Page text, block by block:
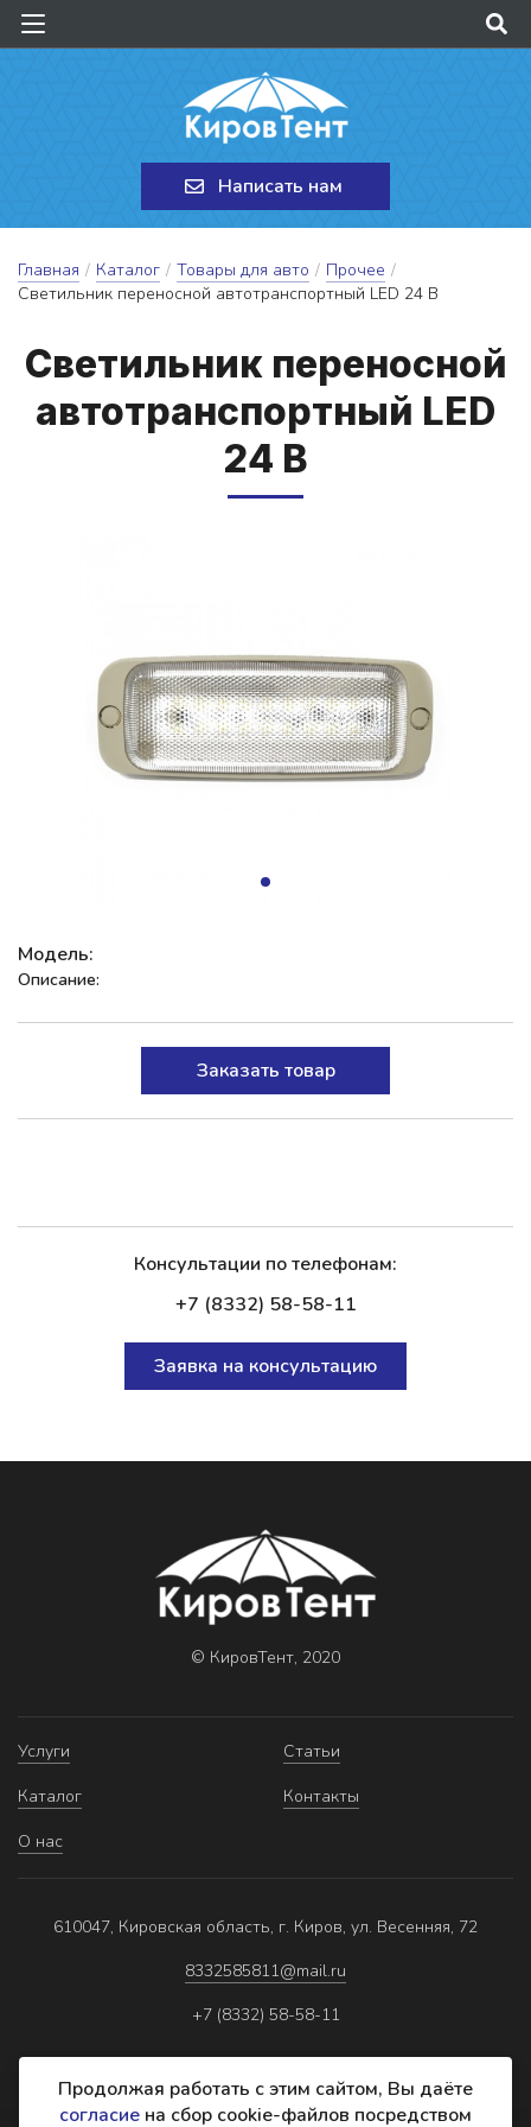
Написать нам
Главная / Каталог / Товары для авто / Прочее /
Светильник переносной автотранспортный LED 24 В
Све­тиль­ник пе­ре­нос­ной
ав­тотран­спортный LED
24 В
Модель:
Описание:
Заказать товар
Консультации по телефонам:
+7 (8332) 58-58-11
Заявка на консультацию
© КировТент, 2020
Услуги
Каталог
О нас
Статьи
Контакты
610047, Кировская область, г. Киров, ул. Весенняя, 72
8332585811@mail.ru
+7 (8332) 58-58-11
Продолжая работать с этим сайтом, Вы даёте
согласие на сбор cookie-файлов посредством